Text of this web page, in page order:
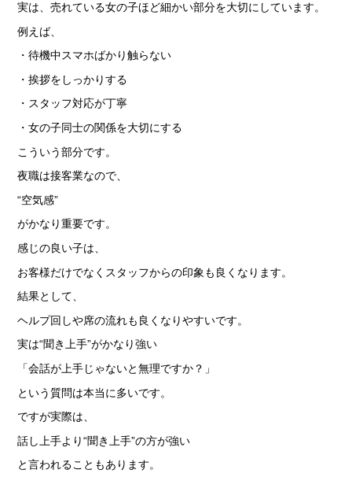
実は、売れている女の子ほど細かい部分を大切にしています。
例えば、
・待機中スマホばかり触らない
・挨拶をしっかりする
・スタッフ対応が丁寧
・女の子同士の関係を大切にする
こういう部分です。
夜職は接客業なので、
“空気感”
がかなり重要です。
感じの良い子は、
お客様だけでなくスタッフからの印象も良くなります。
結果として、
ヘルプ回しや席の流れも良くなりやすいです。
実は“聞き上手”がかなり強い
「会話が上手じゃないと無理ですか？」
という質問は本当に多いです。
ですが実際は、
話し上手より“聞き上手”の方が強い
と言われることもあります。